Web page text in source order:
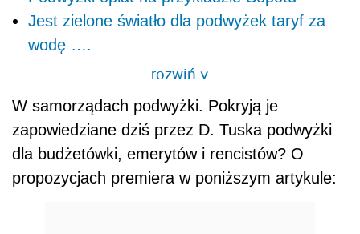
Jest zielone światło dla podwyżek taryf za
wodę ….
rozwiń>
W samorządach podwyżki. Pokryją je
zapowiedziane dziś przez D. Tuska podwyżki
dla budżetówki, emerytów i rencistów? O
propozycjach premiera w poniższym artykule: